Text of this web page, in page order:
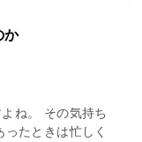
か
ね。 その気持ち
たときは忙しく